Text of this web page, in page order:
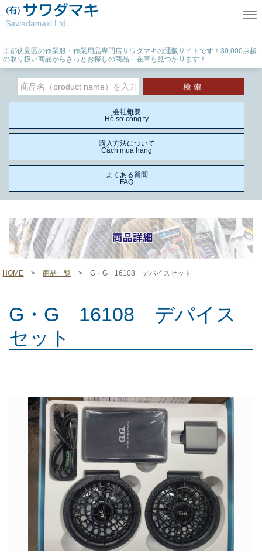
京都伏見区の作業服・作業用品専門店サワダマキの通販サイトです！30,000点超
の取り扱い商品からきっとお探しの商品・在庫も見つかります！
会社概要
Hồ sơ công ty
購入方法について
Cách mua hàng
よくある質問
FAQ
HOME > 商品一覧 > G・G 16108 デバイスセット
G・G 16108 デバイス
セット